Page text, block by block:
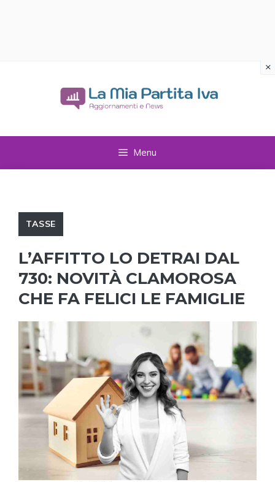
Menu
TASSE
L’AFFITTO LO DETRAI DAL
730: NOVITÀ CLAMOROSA
CHE FA FELICI LE FAMIGLIE
×